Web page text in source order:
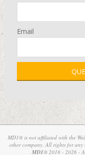
Email
MD1® is not affiliated with the
other company. All rights for any
MD1® 2018 - 2026 -